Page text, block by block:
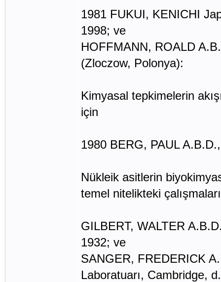
1981 FUKUI, KENICHI
1998; ve
HOFFMANN, ROALD
(Zloczow, Polonya):
Kimyasal tepkimelerin
için
1980 BERG, PAUL
Nükleik asitlerin
temel nitelikteki
GILBERT, WALTER
1932; ve
SANGER, FREDERICK
Laboratuarı, Cambridge,